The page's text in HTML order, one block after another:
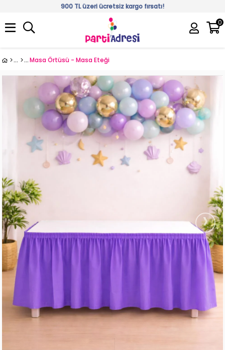
900 TL üzeri ücretsiz kargo fırsatı!
0
Üye Girişi
Masa Örtüsü - Masa Eteği
›